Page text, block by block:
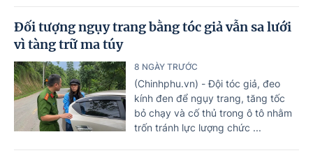
Đối tượng ngụy trang bằng tóc giả vẫn sa lưới
vì tàng trữ ma túy
8 NGÀY TRƯỚC
(Chinhphu.vn) - Đội tóc giả, đeo
kính đen để ngụy trang, tăng tốc
bỏ chạy và cố thủ trong ô tô nhằm
trốn tránh lực lượng chức ...